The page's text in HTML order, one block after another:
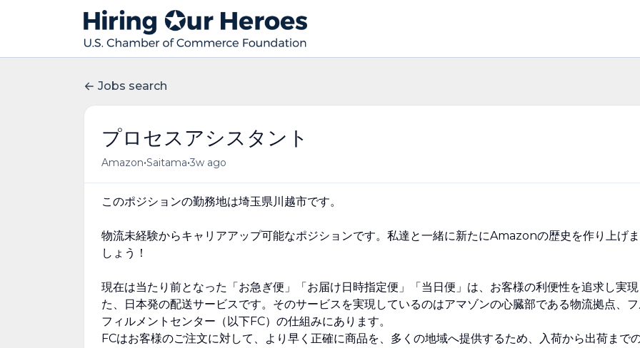
Jobs search
プロセスアシスタント
Amazon•Saitama•3w ago
このポジションの勤務地は埼玉県川越市です。
物流未経験からキャリアアップ可能なポジションです。私達と一緒に新たにAmazonの歴史を作り上げま
しょう！
現在は当たり前となった「お急ぎ便」「お届け日時指定便」「当日便」は、お客様の利便性を追求し実現
た、日本発の配送サービスです。そのサービスを実現しているのはアマゾンの心臓部である物流拠点、
フィルメントセンター（以下FC）の仕組みにあります。
FCはお客様のご注文に対して、より早く正確に商品を、多くの地域へ提供するため、入荷から出荷まで